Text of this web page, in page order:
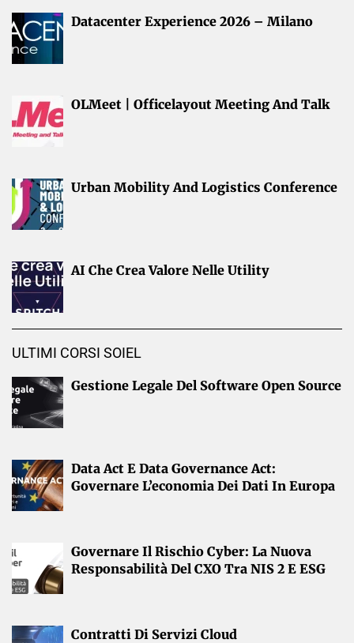
Datacenter Experience 2026 – Milano
OLMeet | Officelayout Meeting And Talk
Urban Mobility And Logistics Conference
AI Che Crea Valore Nelle Utility
ULTIMI CORSI SOIEL
Gestione Legale Del Software Open Source
Data Act E Data Governance Act:
Governare L’economia Dei Dati In Europa
Governare Il Rischio Cyber: La Nuova
Responsabilità Del CXO Tra NIS 2 E ESG
Contratti Di Servizi Cloud